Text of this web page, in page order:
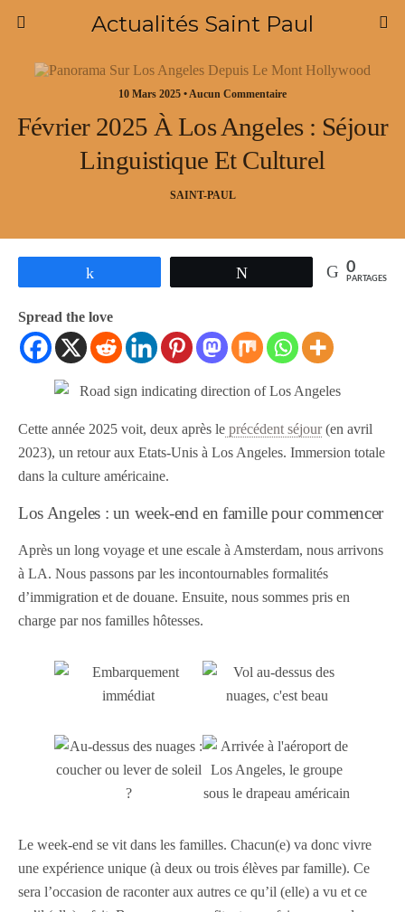
Actualités Saint Paul
10 Mars 2025 • Aucun Commentaire
Février 2025 À Los Angeles : Séjour
Linguistique Et Culturel
SAINT-PAUL
0
PARTAGES
Spread the love
Cette année 2025 voit, deux après le précédent séjour(en avril
2023), un retour aux Etats-Unis à Los Angeles. Immersion totale
dans la culture américaine.
Los Angeles : un week-end en famille pour commencer
Après un long voyage et une escale à Amsterdam, nous arrivons
à LA. Nous passons par les incontournables formalités
d’immigration et de douane. Ensuite, nous sommes pris en
charge par nos familles hôtesses.
Le week-end se vit dans les familles. Chacun(e) va donc vivre
une expérience unique (à deux ou trois élèves par famille). Ce
sera l’occasion de raconter aux autres ce qu’il (elle) a vu et ce